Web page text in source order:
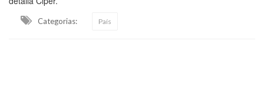
Categorias: País